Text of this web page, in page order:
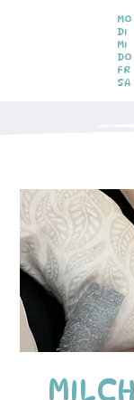
MO
DI
MI
DO
FR
SA